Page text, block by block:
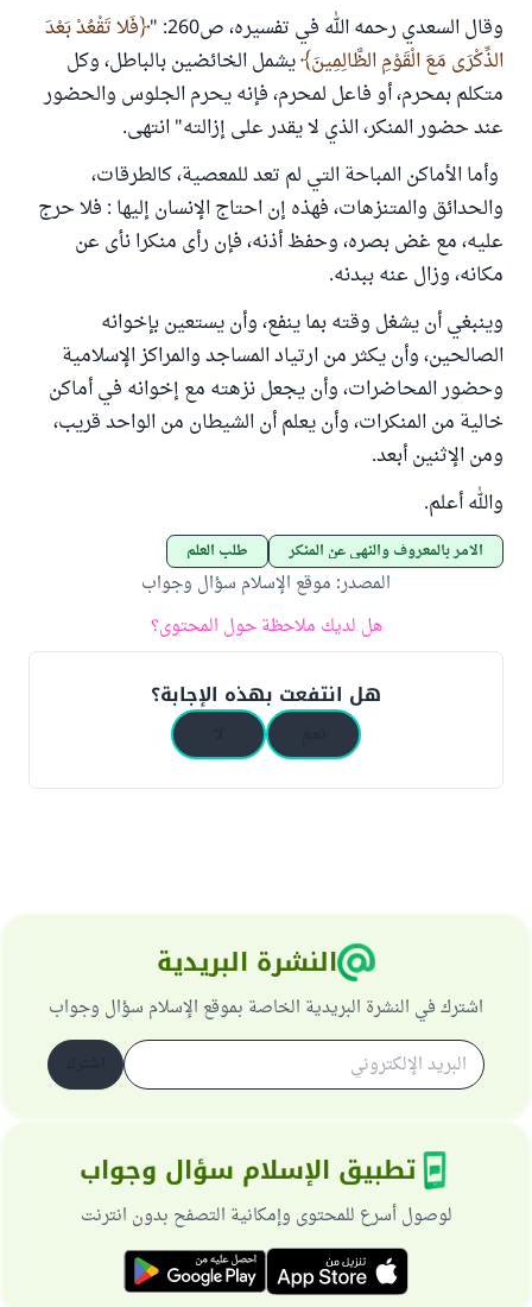
وقال السعدي رحمه الله في تفسيره، ص260: "
فَلا تَقْعُدْ بَعْدَ
الذِّكْرَى مَعَ الْقَوْمِ الظَّالِمِينَ يشمل الخائضين بالباطل، وكل
متكلم بمحرم، أو فاعل لمحرم، فإنه يحرم الجلوس والحضور
عند حضور المنكر، الذي لا يقدر على إزالته" انتهى.
وأما الأماكن المباحة التي لم تعد للمعصية، كالطرقات،
والحدائق والمتنزهات، فهذه إن احتاج الإنسان إليها : فلا حرج
عليه، مع غض بصره، وحفظ أذنه، فإن رأى منكرا نأى عن
مكانه، وزال عنه ببدنه.
وينبغي أن يشغل وقته بما ينفع، وأن يستعين بإخوانه
الصالحين، وأن يكثر من ارتياد المساجد والمراكز الإسلامية
وحضور المحاضرات، وأن يجعل نزهته مع إخوانه في أماكن
خالية من المنكرات، وأن يعلم أن الشيطان من الواحد قريب،
ومن الإثنين أبعد.
والله أعلم.
الأمر بالمعروف والنهي عن المنكر طلب العلم
المصدر: موقع الإسلام سؤال وجواب
هل لديك ملاحظة حول المحتوى؟
هل انتفعت بهذه الإجابة؟
النشرة البريدية
اشترك في النشرة البريدية الخاصة بموقع الإسلام سؤال وجواب
تطبيق الإسلام سؤال وجواب
لوصول أسرع للمحتوى وإمكانية التصفح بدون انترنت